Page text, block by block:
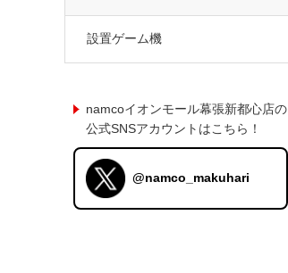
設置ゲーム機
namcoイオンモール幕張新都心店の
公式SNSアカウントはこちら！
@namco_makuhari